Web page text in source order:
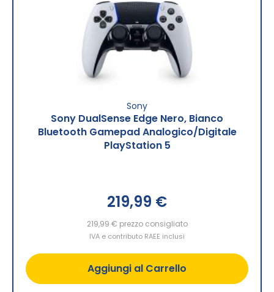
Sony
Sony DualSense Edge Nero, Bianco
Bluetooth Gamepad Analogico/Digitale
PlayStation 5
219,99 €
219,99 € prezzo consigliato
IVA e contributo RAEE inclusi
Aggiungi al Carrello